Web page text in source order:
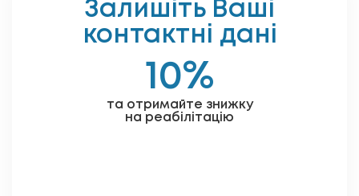
Залишіть Ваші
контактні дані
10%
та отримайте знижку
на реабілітацію